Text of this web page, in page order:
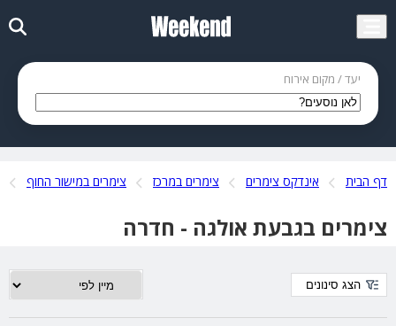
יעד / מקום אירוח
דף הבית אינדקס צימרים צימרים במרכז צימרים במישור החוף
צימרים בגבעת אולגה - חדרה
הצג סינונים